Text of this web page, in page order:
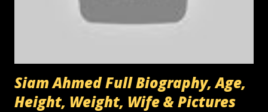
Siam Ahmed Full Biography, Age,
Height, Weight, Wife & Pictures